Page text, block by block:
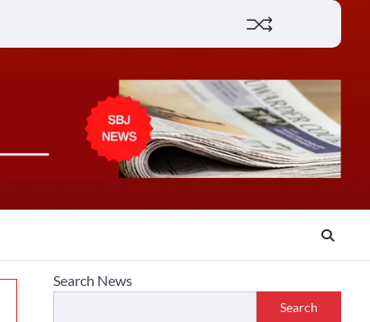
Search News
Search